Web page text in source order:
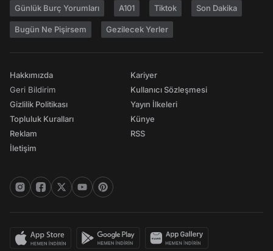
Günlük Burç Yorumları A101 Tiktok Son Dakika
Bugün Ne Pişirsem Gezilecek Yerler
Hakkımızda
Geri Bildirim
Gizlilik Politikası
Topluluk Kuralları
Reklam
İletişim
Kariyer
Kullanıcı Sözleşmesi
Yayın İlkeleri
Künye
RSS